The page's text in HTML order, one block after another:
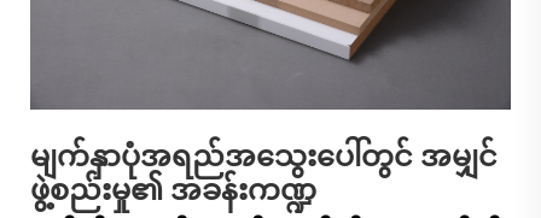
မျက်နှာပုံအရည်အသွေးပေါ်တွင် အမျှင်
ဖွဲ့စည်းမှု၏ အခန်းကဏ္ဍ